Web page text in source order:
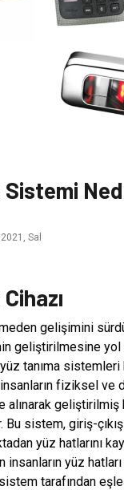
Sistemi
Sal
gelişimini
geliştirilmesine yol
tanıma
fiziksel ve
alınarak geliştirilmiş
sistem, giriş-
yüz hatlarını
insanların yüz
tarafından